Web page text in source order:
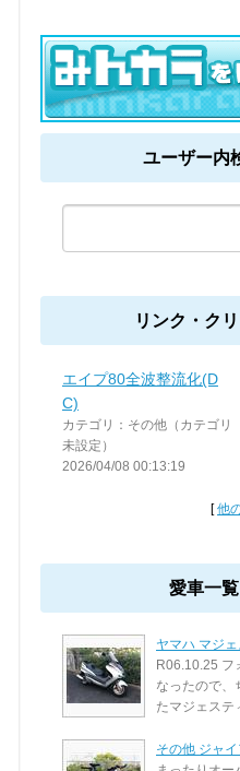
ユーザー内
リンク・ク
エイプ80全波整流化(D
C)
カテゴリ：その他（カテゴリ
未設定）
2026/04/08 00:13:19
[他
愛車一覧
ヤマハ マジ
R06.10.25 フ
なったので、
たマジェステ
その他 ジャイ